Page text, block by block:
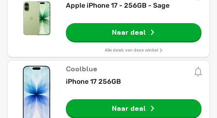
Apple iPhone 17 - 256GB - Sage
Naar deal
Alle deals van deze winkel
Coolblue
iPhone 17 256GB
Naar deal